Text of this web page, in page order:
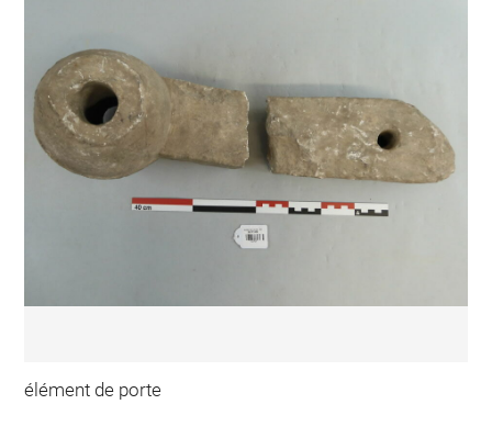
élément de porte